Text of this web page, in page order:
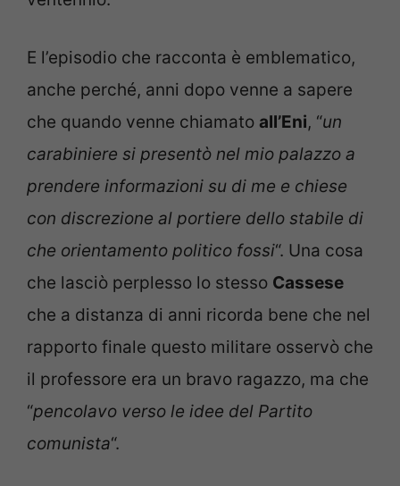
E l’episodio che racconta è emblematico,
anche perché, anni dopo venne a sapere
che quando venne chiamato all’Eni, “un
carabiniere si presentò nel mio palazzo a
prendere informazioni su di me e chiese
con discrezione al portiere dello stabile di
che orientamento politico fossi“. Una cosa
che lasciò perplesso lo stesso Cassese
che a distanza di anni ricorda bene che nel
rapporto finale questo militare osservò che
il professore era un bravo ragazzo, ma che
“pencolavo verso le idee del Partito
comunista“.